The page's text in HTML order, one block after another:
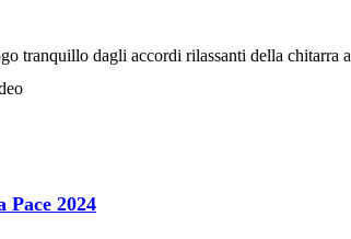
tranquillo dagli accordi rilassanti della chitarra a
2024